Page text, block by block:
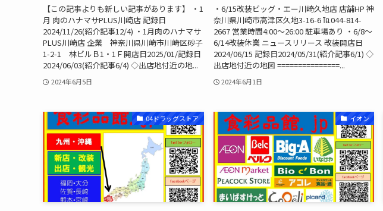
【この記事よりも新しい記事があります】 ・1
月 肉のハナマサPLUS川崎店 記録日
2024/11/26(紹介記事12/4) ・1月肉のハナマサ
PLUS川崎店 企業 神奈川県川崎市川崎区砂子
1-2-1 林ビルＢ1・1Ｆ開店日2025/01/記録日
2024/06/03(紹介記事6/4) ◇出店地付近の地...
2024年6月5日
・6/15改装ビッグ・エー川崎久地店 店舗HP 神
奈川県川崎市高津区久地3-16-6 ℡044-814-
2667 営業時間4:00～26:00 駐車場あり ・6/8～
6/14改装休業 ニュースリリース 改装開店日
2024/06/15 記録日2024/05/31(紹介記事6/1) ◇
出店地付近の地図 ===============...
2024年6月1日
04ドラッグストア イオン